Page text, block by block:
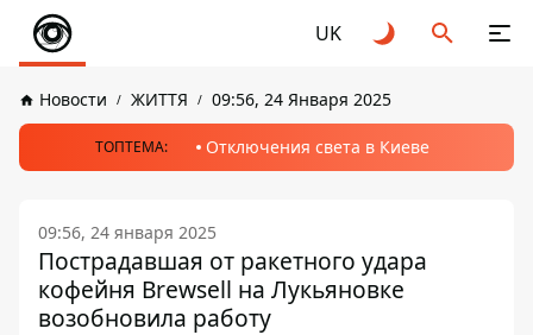
UK
Новости ЖИТТЯ 09:56, 24 Января 2025
ТОПТЕМА: Отключения света в Киеве
09:56, 24 января 2025
Пострадавшая от ракетного удара
кофейня Brewsell на Лукьяновке
возобновила работу